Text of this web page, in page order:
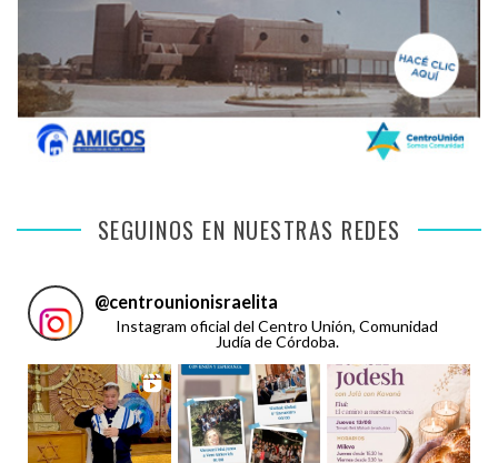
SEGUINOS EN NUESTRAS REDES
@centrounionisraelita
Instagram oficial del Centro Unión, Comunidad
Judía de Córdoba.